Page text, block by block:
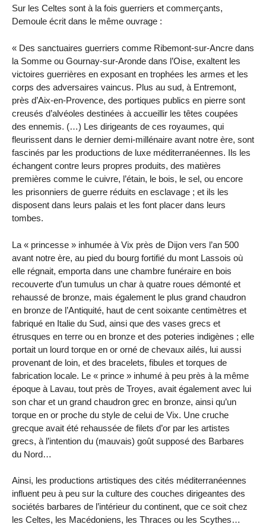
Sur les Celtes sont à la fois guerriers et commerçants,
Demoule écrit dans le même ouvrage :
« Des sanctuaires guerriers comme Ribemont-sur-Ancre dans
la Somme ou Gournay-sur-Aronde dans l’Oise, exaltent les
victoires guerrières en exposant en trophées les armes et les
corps des adversaires vaincus. Plus au sud, à Entremont,
près d’Aix-en-Provence, des portiques publics en pierre sont
creusés d’alvéoles destinées à accueillir les têtes coupées
des ennemis. (…) Les dirigeants de ces royaumes, qui
fleurissent dans le dernier demi-millénaire avant notre ère, sont
fascinés par les productions de luxe méditerranéennes. Ils les
échangent contre leurs propres produits, des matières
premières comme le cuivre, l’étain, le bois, le sel, ou encore
les prisonniers de guerre réduits en esclavage ; et ils les
disposent dans leurs palais et les font placer dans leurs
tombes.
La « princesse » inhumée à Vix près de Dijon vers l’an 500
avant notre ère, au pied du bourg fortifié du mont Lassois où
elle régnait, emporta dans une chambre funéraire en bois
recouverte d’un tumulus un char à quatre roues démonté et
rehaussé de bronze, mais également le plus grand chaudron
en bronze de l’Antiquité, haut de cent soixante centimètres et
fabriqué en Italie du Sud, ainsi que des vases grecs et
étrusques en terre ou en bronze et des poteries indigènes ; elle
portait un lourd torque en or orné de chevaux ailés, lui aussi
provenant de loin, et des bracelets, fibules et torques de
fabrication locale. Le « prince » inhumé à peu près à la même
époque à Lavau, tout près de Troyes, avait également avec lui
son char et un grand chaudron grec en bronze, ainsi qu’un
torque en or proche du style de celui de Vix. Une cruche
grecque avait été rehaussée de filets d’or par les artistes
grecs, à l’intention du (mauvais) goût supposé des Barbares
du Nord…
Ainsi, les productions artistiques des cités méditerranéennes
influent peu à peu sur la culture des couches dirigeantes des
sociétés barbares de l’intérieur du continent, que ce soit chez
les Celtes, les Macédoniens, les Thraces ou les Scythes…